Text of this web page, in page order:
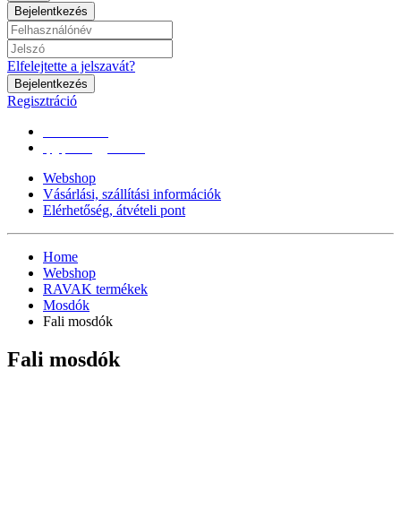
Bejelentkezés
Elfelejtette a jelszavát?
Bejelentkezés
Regisztráció
Webshop
Vásárlási, szállítási információk
Elérhetőség, átvételi pont
Home
Webshop
RAVAK termékek
Mosdók
Fali mosdók
Fali mosdók